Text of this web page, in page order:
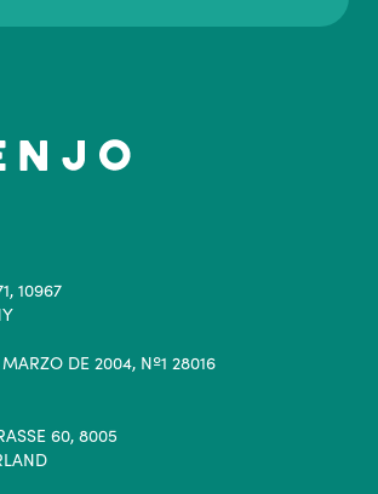
10967
DE 2004, Nº1 28016
60, 8005